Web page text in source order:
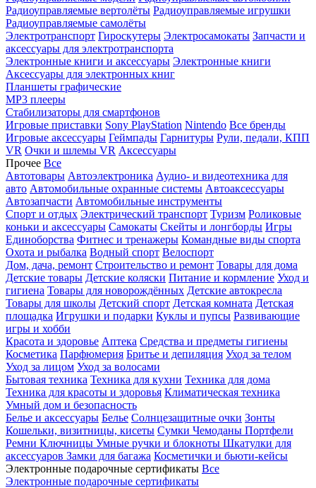
Радиоуправляемые вертолёты Радиоуправляемые игрушки
Радиоуправляемые самолёты
Электротранспорт Гироскутеры Электросамокаты Запчасти и
аксессуары для электротранспорта
Электронные книги и аксессуары Электронные книги
Аксессуары для электронных книг
Планшеты графические
MP3 плееры
Стабилизаторы для смартфонов
Игровые приставки Sony PlayStation Nintendo Все бренды
Игровые аксессуары Геймпады Гарнитуры Рули, педали, КПП
VR Очки и шлемы VR Аксессуары
Прочее Все
Автотовары Автоэлектроника Аудио- и видеотехника для
авто Автомобильные охранные системы Автоаксессуары
Автозапчасти Автомобильные инструменты
Спорт и отдых Электрический транспорт Туризм Роликовые
коньки и аксессуары Самокаты Скейты и лонгборды Игры
Единоборства Фитнес и тренажеры Командные виды спорта
Охота и рыбалка Водный спорт Велоспорт
Дом, дача, ремонт Строительство и ремонт Товары для дома
Детские товары Детские коляски Питание и кормление Уход и
гигиена Товары для новорождённых Детские автокресла
Товары для школы Детский спорт Детская комната Детская
площадка Игрушки и подарки Куклы и пупсы Развивающие
игры и хобби
Красота и здоровье Аптека Средства и предметы гигиены
Косметика Парфюмерия Бритье и депиляция Уход за телом
Уход за лицом Уход за волосами
Бытовая техника Техника для кухни Техника для дома
Техника для красоты и здоровья Климатическая техника
Умный дом и безопасность
Белье и аксессуары Белье Солнцезащитные очки Зонты
Кошельки, визитницы, кисеты Сумки Чемоданы Портфели
Ремни Ключницы Умные ручки и блокноты Шкатулки для
аксессуаров Замки для багажа Косметички и бьюти-кейсы
Электронные подарочные сертификаты Все
Электронные подарочные сертификаты